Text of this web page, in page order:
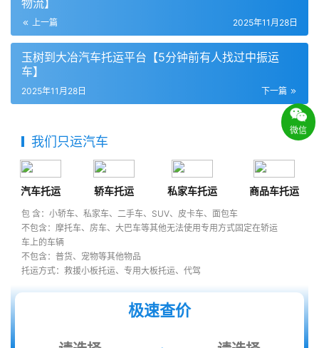
物流】
上一篇 2025年11月28日
玉树到大冶汽车托运平台【5分钟前有人找过中振运
车】
下一篇
2025年11月28日
我们只运汽车
汽车托运 轿车托运 私家车托运 商品车托运
包 含：小轿车、私家车、二手车、SUV、皮卡车、面包车
不包含：摩托车、房车、大巴车等其他无法使用专用方式固定在轿运
车上的车辆
不包含：普货、宠物等其他物品
托运方式：救援小板托运、专用大板托运、代驾
极速查价
微信